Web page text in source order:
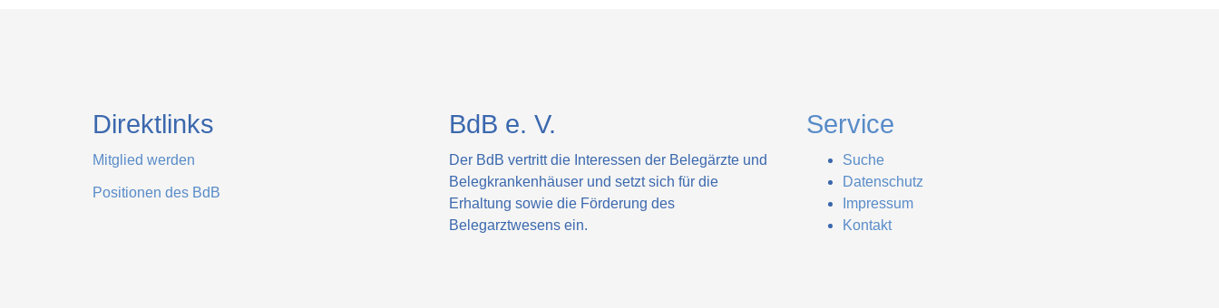
Direktlinks
Mitglied werden
Positionen des BdB
BdB e. V.
Der BdB vertritt die Interessen der Belegärzte und
Belegkrankenhäuser und setzt sich für die
Erhaltung sowie die Förderung des
Belegarztwesens ein.
Service
Suche
Datenschutz
Impressum
Kontakt